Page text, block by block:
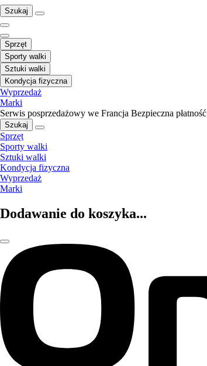
Szukaj
Sprzęt
Sporty walki
Sztuki walki
Kondycja fizyczna
Wyprzedaż
Marki
Serwis posprzedażowy we Francja Bezpieczna płatność
Szukaj
Sprzęt
Sporty walki
Sztuki walki
Kondycja fizyczna
Wyprzedaż
Marki
Dodawanie do koszyka...